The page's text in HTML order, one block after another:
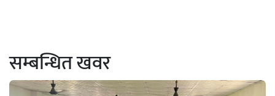
सम्बन्धित खवर